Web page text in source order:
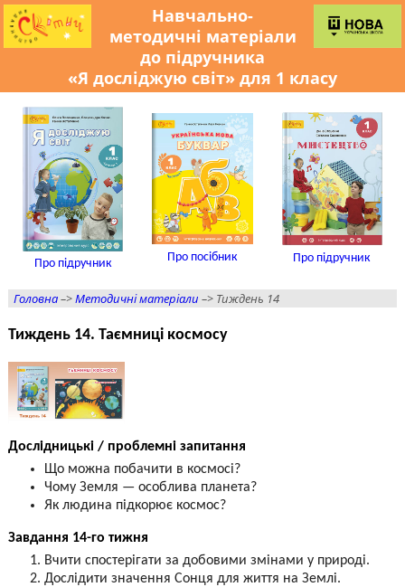
Навчально-
методичні матеріали
до підручника
«Я досліджую світ» для 1 класу
Про підручник
Про посібник Про підручник
Головна–>Методичні матеріали –> Тиждень 14
Тиждень 14. Таємниці космосу
Дослідницькі / проблемні запитання
Що можна побачити в космосі?
Чому Земля — особлива планета?
Як людина підкорює космос?
Завдання 14-го тижня
Вчити спостерігати за добовими змінами у природі.
Дослідити значення Сонця для життя на Землі.